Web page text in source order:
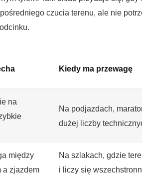
czucia terenu, ale nie
Kiedy ma przewagę
na
Na podjazdach,
dużej liczby
między
a zjazdem
Na szlakach, gdzie
i liczy się